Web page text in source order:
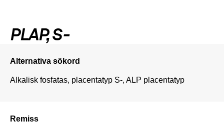
PLAP, S-
Alternativa sökord
Alkalisk fosfatas, placentatyp S-, ALP placentatyp
Remiss